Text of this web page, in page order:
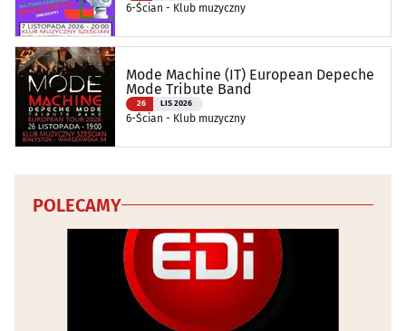
6-Ścian - Klub muzyczny
Mode Machine (IT) European Depeche
Mode Tribute Band
26 LIS 2026
6-Ścian - Klub muzyczny
POLECAMY